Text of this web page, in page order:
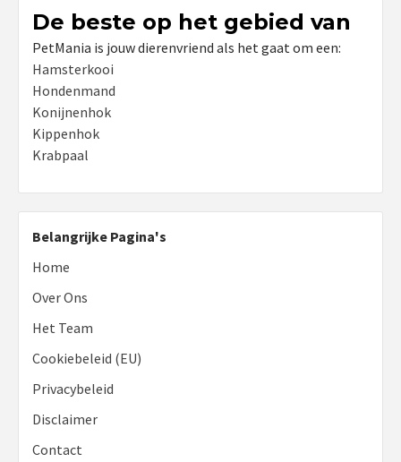
De beste op het gebied van
PetMania is jouw dierenvriend als het gaat om een:
Hamsterkooi
Hondenmand
Konijnenhok
Kippenhok
Krabpaal
Belangrijke Pagina's
Home
Over Ons
Het Team
Cookiebeleid (EU)
Privacybeleid
Disclaimer
Contact